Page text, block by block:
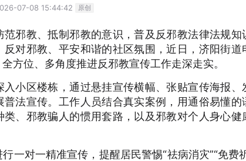
07-08 15:44:42 原创
邪教、抵制邪教的意识，普及反邪教法律法规
对邪教、平安和谐的社区氛围，近日，济阳街道
方位、多角度推进反邪教宣传工作走深走实。
小区楼栋，通过悬挂宣传横幅、张贴宣传海报
普法宣传。工作人员结合真实案例，用通俗易懂
类、邪教骗人的惯用套路，以及邪教对个人身心
一对一精准宣传，提醒居民警惕“祛病消灾”“免费